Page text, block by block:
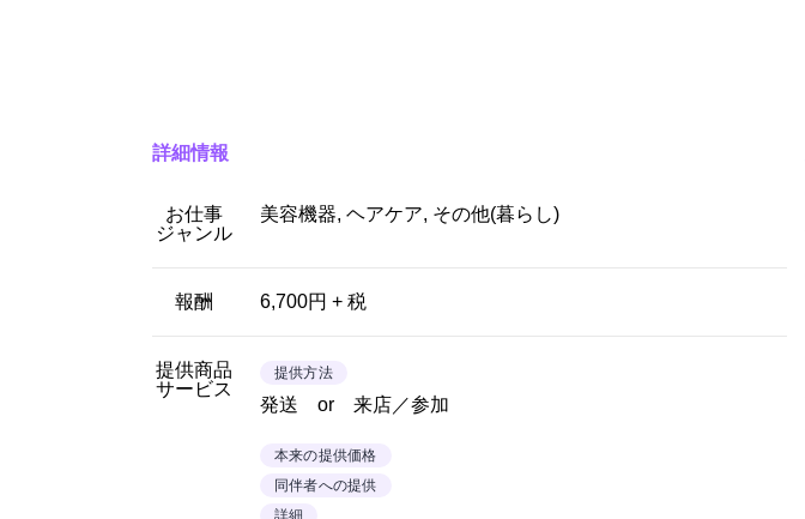
詳細情報
お仕事
ジャンル
美容機器, ヘアケア, その他(暮らし)
報酬 6,700円 + 税
提供商品
サービス
提供方法
発送 or 来店／参加
本来の提供価格
同伴者への提供
詳細